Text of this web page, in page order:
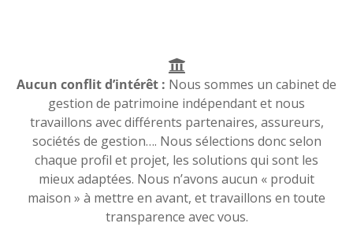
Aucun conflit d’intérêt : Nous sommes un cabinet de
gestion de patrimoine indépendant et nous
travaillons avec différents partenaires, assureurs,
sociétés de gestion…. Nous sélections donc selon
chaque profil et projet, les solutions qui sont les
mieux adaptées. Nous n’avons aucun « produit
maison » à mettre en avant, et travaillons en toute
transparence avec vous.